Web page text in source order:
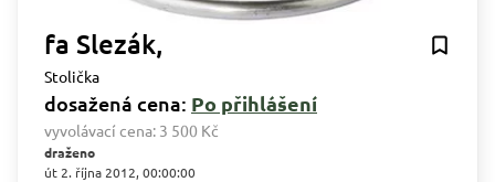
fa Slezák,
Stolička
dosažená cena: Po přihlášení
vyvolávací cena: 3 500 Kč
draženo
út 2. října 2012, 00:00:00